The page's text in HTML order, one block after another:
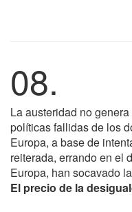
08.
La austeridad no
políticas fallidas de los
Europa, a base de
reiterada, errando en el
Europa, han socavado
El precio de la